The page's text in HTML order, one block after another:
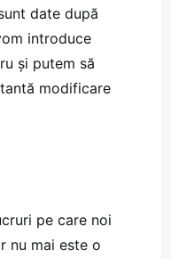
date după
introduce
și putem să
modificare
pe care noi
nu mai este o